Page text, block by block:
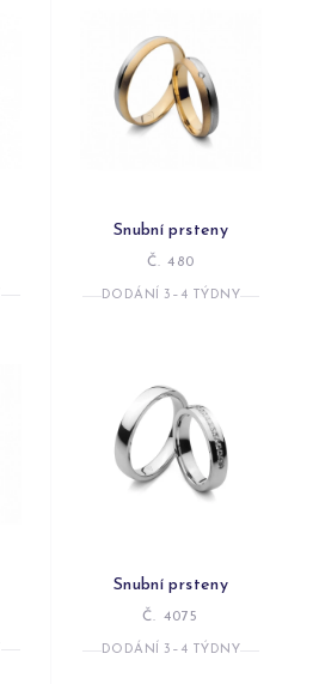
Snubní prsteny
Č. 480
DODÁNÍ 3–4 TÝDNY
Snubní prsteny
Č. 4075
DODÁNÍ 3–4 TÝDNY